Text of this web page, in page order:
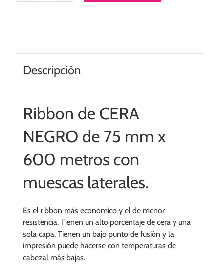
x
600
Descripción
Ribbon de CERA
NEGRO de 75 mm x
600 metros con
muescas laterales.
Es el ribbon más económico y el de menor
resistencia. Tienen un alto porcentaje de cera y una
sola capa. Tienen un bajo punto de fusión y la
impresión puede hacerse con temperaturas de
cabezal más bajas.